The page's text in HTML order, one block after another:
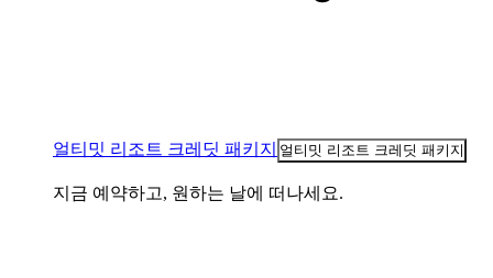
얼티밋 리조트 크레딧 패키지 얼티밋 리조트 크레딧 패키지
지금 예약하고, 원하는 날에 떠나세요.